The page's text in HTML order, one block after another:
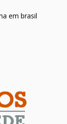
em brasil